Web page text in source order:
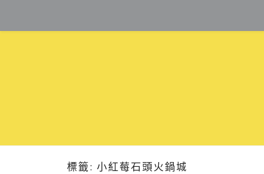
content
標籤: 小紅莓石頭火鍋城